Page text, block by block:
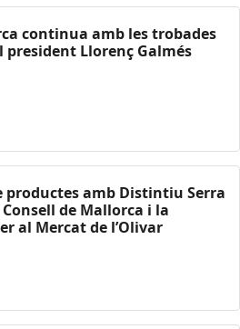
continua amb les trobades
president Llorenç Galmés
productes amb Distintiu Serra
de Mallorca i la
al Mercat de l’Olivar